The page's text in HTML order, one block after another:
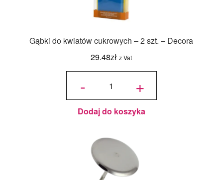
Gąbki do kwiatów cukrowych – 2 szt. – Decora
29.48zł z Vat
-
ilość
cukrowych
- 2 szt. -
Decora +
Dodaj do koszyka